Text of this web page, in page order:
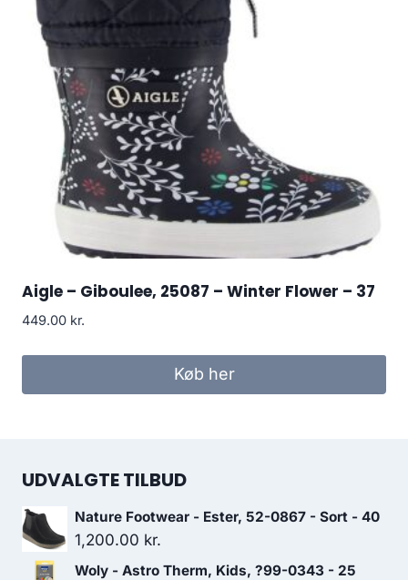
Aigle – Giboulee, 25087 – Winter Flower – 37
449.00 kr.
Køb her
UDVALGTE TILBUD
Nature Footwear - Ester, 52-0867 - Sort - 40
1,200.00 kr.
Woly - Astro Therm, Kids, ?99-0343 - 25